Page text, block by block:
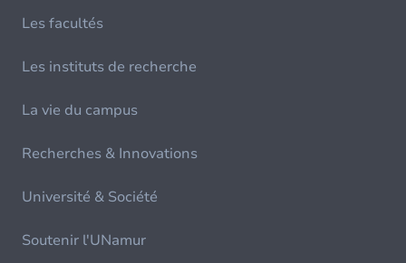
Les facultés
Les instituts de recherche
La vie du campus
Recherches & Innovations
Université & Société
Soutenir l'UNamur